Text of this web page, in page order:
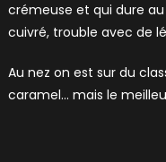
crémeuse et qui dure
cuivré, trouble avec de
Au nez on est sur du
caramel… mais le